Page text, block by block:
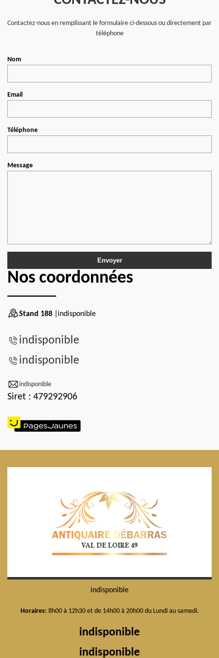
Contactez-nous en remplissant le formulaire ci-dessous ou directement par
téléphone
Nom
Email
Téléphone
Message
Nos coordonnées
Stand 188 |indisponible
indisponible
indisponible
indisponible
Siret : 479292906
indisponible
Horaires: 8h00 à 12h30 et de 14h00 à 20h00 du Lundi au samedi.
indisponible
indisponible